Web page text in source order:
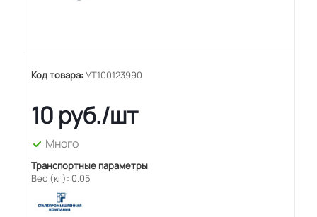
Код товара: УТ100123990
10 руб./шт
Много
Транспортные параметры
Вес (кг): 0.05